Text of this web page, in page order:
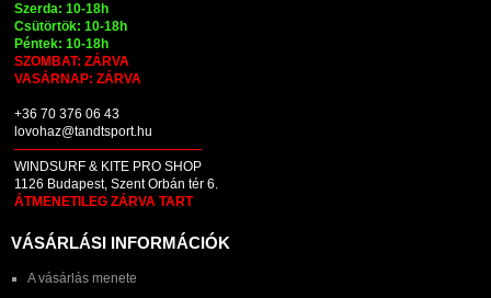
Szerda: 10-18h
Csütörtök: 10-18h
Péntek: 10-18h
SZOMBAT: ZÁRVA
VASÁRNAP: ZÁRVA
+36 70 376 06 43
lovohaz@tandtsport.hu
WINDSURF & KITE PRO SHOP
1126 Budapest, Szent Orbán tér 6.
ÁTMENETILEG ZÁRVA TART
VÁSÁRLÁSI INFORMÁCIÓK
A vásárlás menete